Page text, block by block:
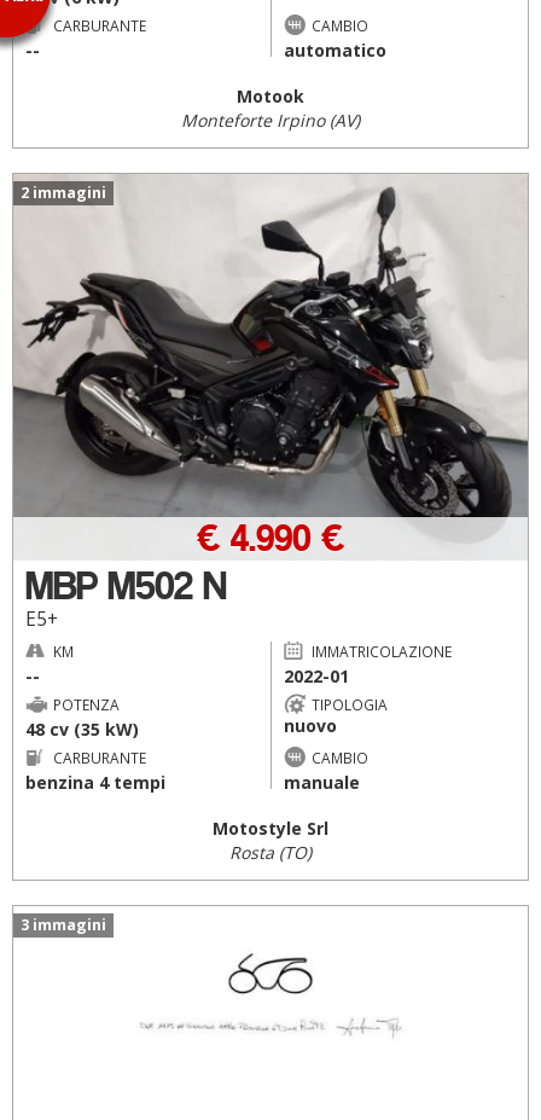
CARBURANTE
--
CAMBIO
automatico
Motook
Monteforte Irpino (AV)
2 immagini
MBP M502 N
E5+
€ 4.990 €
KM
--
IMMATRICOLAZIONE
2022-01
POTENZA
48 cv (35 kW)
TIPOLOGIA
nuovo
CARBURANTE
benzina 4 tempi
CAMBIO
manuale
Motostyle Srl
Rosta (TO)
3 immagini